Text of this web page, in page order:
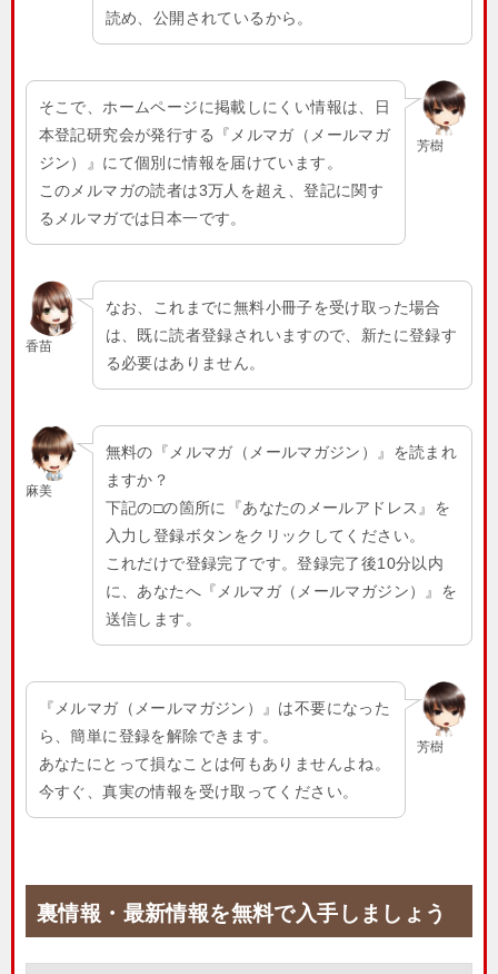
読め、公開されているから。
芳樹
そこで、ホームページに掲載しにくい情報は、日
本登記研究会が発行する『メルマガ（メールマガ
ジン）』にて個別に情報を届けています。
このメルマガの読者は3万人を超え、登記に関す
るメルマガでは日本一です。
香苗
なお、これまでに無料小冊子を受け取った場合
は、既に読者登録されいますので、新たに登録す
る必要はありません。
麻美
無料の『メルマガ（メールマガジン）』を読まれ
ますか？
下記の□の箇所に『あなたのメールアドレス』を
入力し登録ボタンをクリックしてください。
これだけで登録完了です。登録完了後10分以内
に、あなたへ『メルマガ（メールマガジン）』を
送信します。
芳樹
『メルマガ（メールマガジン）』は不要になった
ら、簡単に登録を解除できます。
あなたにとって損なことは何もありませんよね。
今すぐ、真実の情報を受け取ってください。
裏情報・最新情報を無料で入手しましょう